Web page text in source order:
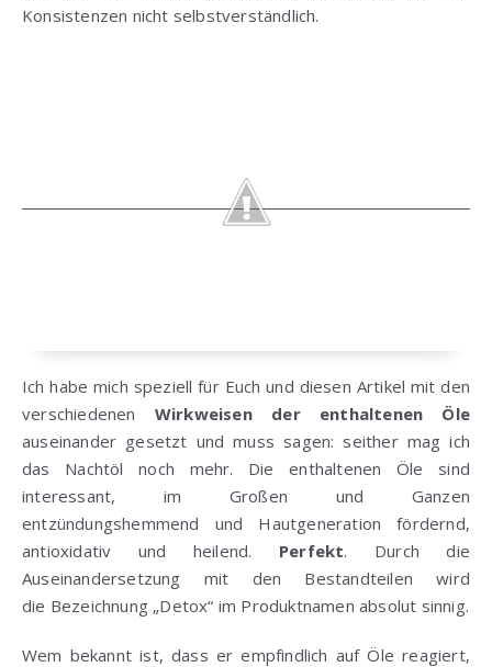
Konsistenzen nicht selbstverständlich.
Ich habe mich speziell für Euch und diesen Artikel mit den
verschiedenen Wirkweisen der enthaltenen Öle
auseinander gesetzt und muss sagen: seither mag ich
das Nachtöl noch mehr. Die enthaltenen Öle sind
interessant, im Großen und Ganzen
entzündungshemmend und Hautgeneration fördernd,
antioxidativ und heilend. Perfekt. Durch die
Auseinandersetzung mit den Bestandteilen wird
die Bezeichnung „Detox“ im Produktnamen absolut sinnig.
Wem bekannt ist, dass er empfindlich auf Öle reagiert,